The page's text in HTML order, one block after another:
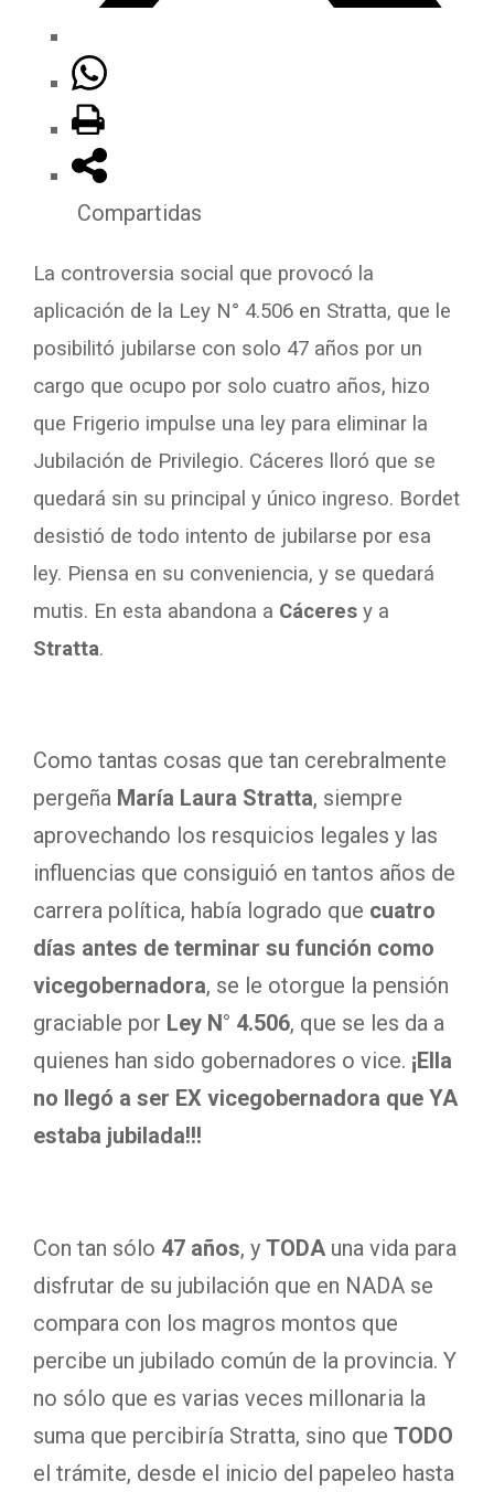
Compartidas
La controversia social que provocó la
aplicación de la Ley N° 4.506 en Stratta, que le
posibilitó jubilarse con solo 47 años por un
cargo que ocupo por solo cuatro años, hizo
que Frigerio impulse una ley para eliminar la
Jubilación de Privilegio. Cáceres lloró que se
quedará sin su principal y único ingreso. Bordet
desistió de todo intento de jubilarse por esa
ley. Piensa en su conveniencia, y se quedará
mutis. En esta abandona a Cáceres y a
Stratta.
Como tantas cosas que tan cerebralmente
pergeña María Laura Stratta, siempre
aprovechando los resquicios legales y las
influencias que consiguió en tantos años de
carrera política, había logrado que cuatro
días antes de terminar su función como
vicegobernadora, se le otorgue la pensión
graciable por Ley N° 4.506, que se les da a
quienes han sido gobernadores o vice. ¡Ella
no llegó a ser EX vicegobernadora que YA
estaba jubilada!!!
Con tan sólo 47 años, y TODA una vida para
disfrutar de su jubilación que en NADA se
compara con los magros montos que
percibe un jubilado común de la provincia. Y
no sólo que es varias veces millonaria la
suma que percibiría Stratta, sino que TODO
el trámite, desde el inicio del papeleo hasta